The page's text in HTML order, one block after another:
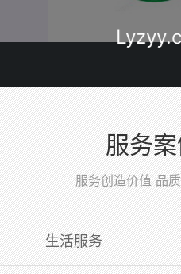
服务
服务创造价值 品
生活服务